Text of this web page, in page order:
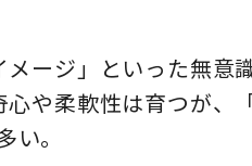
ージ」といった無意
心や柔軟性は育つが
。